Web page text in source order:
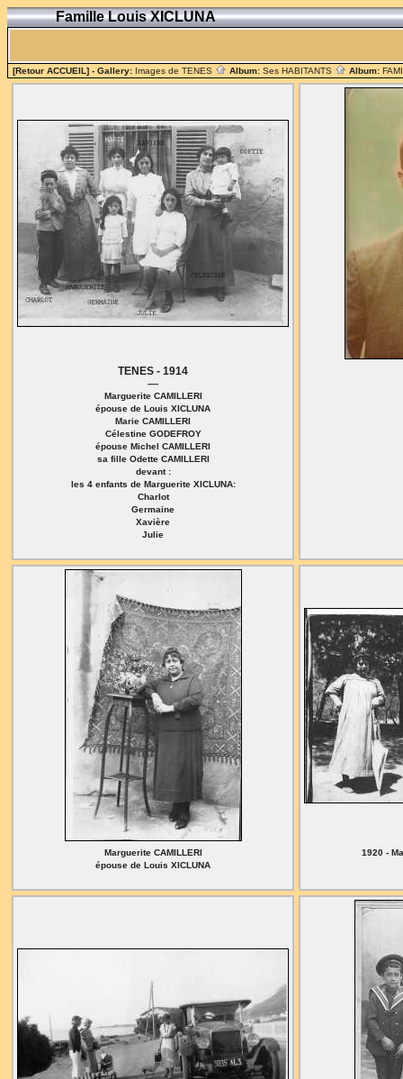
Famille Louis XICLUNA
[Retour ACCUEIL] - Gallery: Images de TENES Album: Ses HABITANTS Album:
TENES - 1914
----
Marguerite CAMILLERI
épouse de Louis XICLUNA
Marie CAMILLERI
Célestine GODEFROY
épouse Michel CAMILLERI
sa fille Odette CAMILLERI
devant :
les 4 enfants de Marguerite XICLUNA:
Charlot
Germaine
Xavière
Julie
Marguerite CAMILLERI
épouse de Louis XICLUNA
1920 -